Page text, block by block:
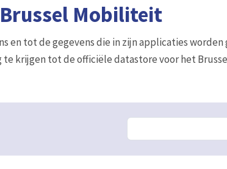
Mobiliteit
en tot de gegevens die in zijn applicaties
te krijgen tot de officiële datastore voor het